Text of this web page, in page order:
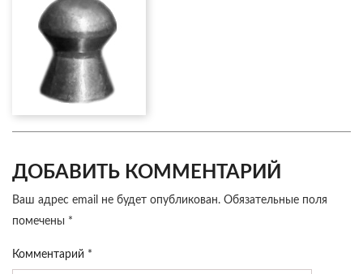
ДОБАВИТЬ КОММЕНТАРИЙ
Ваш адрес email не будет опубликован. Обязательные поля
помечены *
Комментарий *